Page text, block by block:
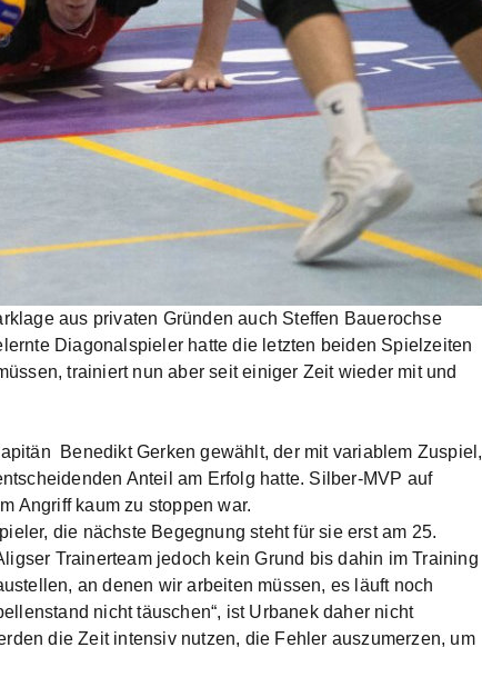
aus privaten Gründen auch Steffen Bauerochse
Diagonalspieler hatte die letzten beiden Spielzeiten
trainiert nun aber seit einiger Zeit wieder mit und
Benedikt Gerken gewählt, der mit variablem Zuspiel,
Anteil am Erfolg hatte. Silber-MVP auf
Angriff kaum zu stoppen war.
die nächste Begegnung steht für sie erst am 25.
Trainerteam jedoch kein Grund bis dahin im Training
an denen wir arbeiten müssen, es läuft noch
nicht täuschen“, ist Urbanek daher nicht
die Zeit intensiv nutzen, die Fehler auszumerzen, um